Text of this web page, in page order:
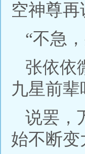
空神尊再
“不急
张依依
九星前
说罢，
始不断变